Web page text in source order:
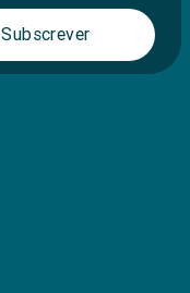
Subscrever